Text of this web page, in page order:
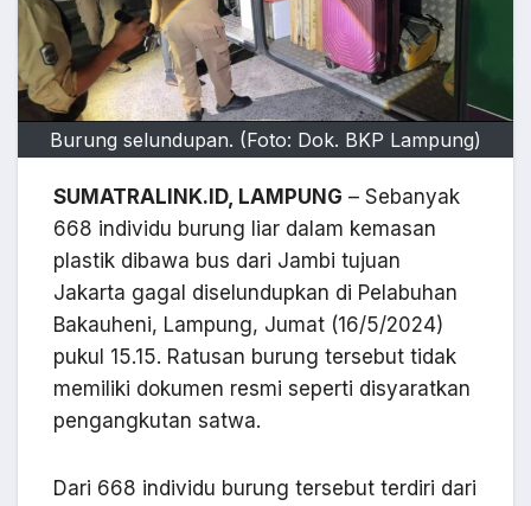
Burung selundupan. (Foto: Dok. BKP Lampung)
SUMATRALINK.ID, LAMPUNG – Sebanyak
668 individu burung liar dalam kemasan
plastik dibawa bus dari Jambi tujuan
Jakarta gagal diselundupkan di Pelabuhan
Bakauheni, Lampung, Jumat (16/5/2024)
pukul 15.15. Ratusan burung tersebut tidak
memiliki dokumen resmi seperti disyaratkan
pengangkutan satwa.
Dari 668 individu burung tersebut terdiri dari